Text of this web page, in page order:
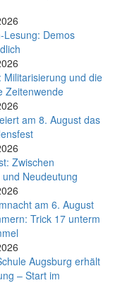
Lesung: Demos
Mi­li­ta­ri­sie­rung und die
Zeitenwende
am 8. August das
Zwischen
Neudeutung
am 6. August
Trick 17 unterm
Augsburg erhält
– Start im